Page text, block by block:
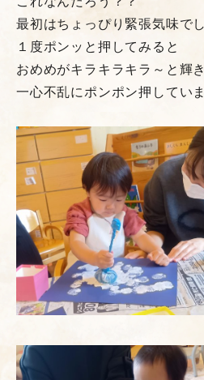
最初はちょっぴり緊張気味でし
１度ポンッと押してみると
おめめがキラキラキラ～と輝き
一心不乱にポンポン押してい